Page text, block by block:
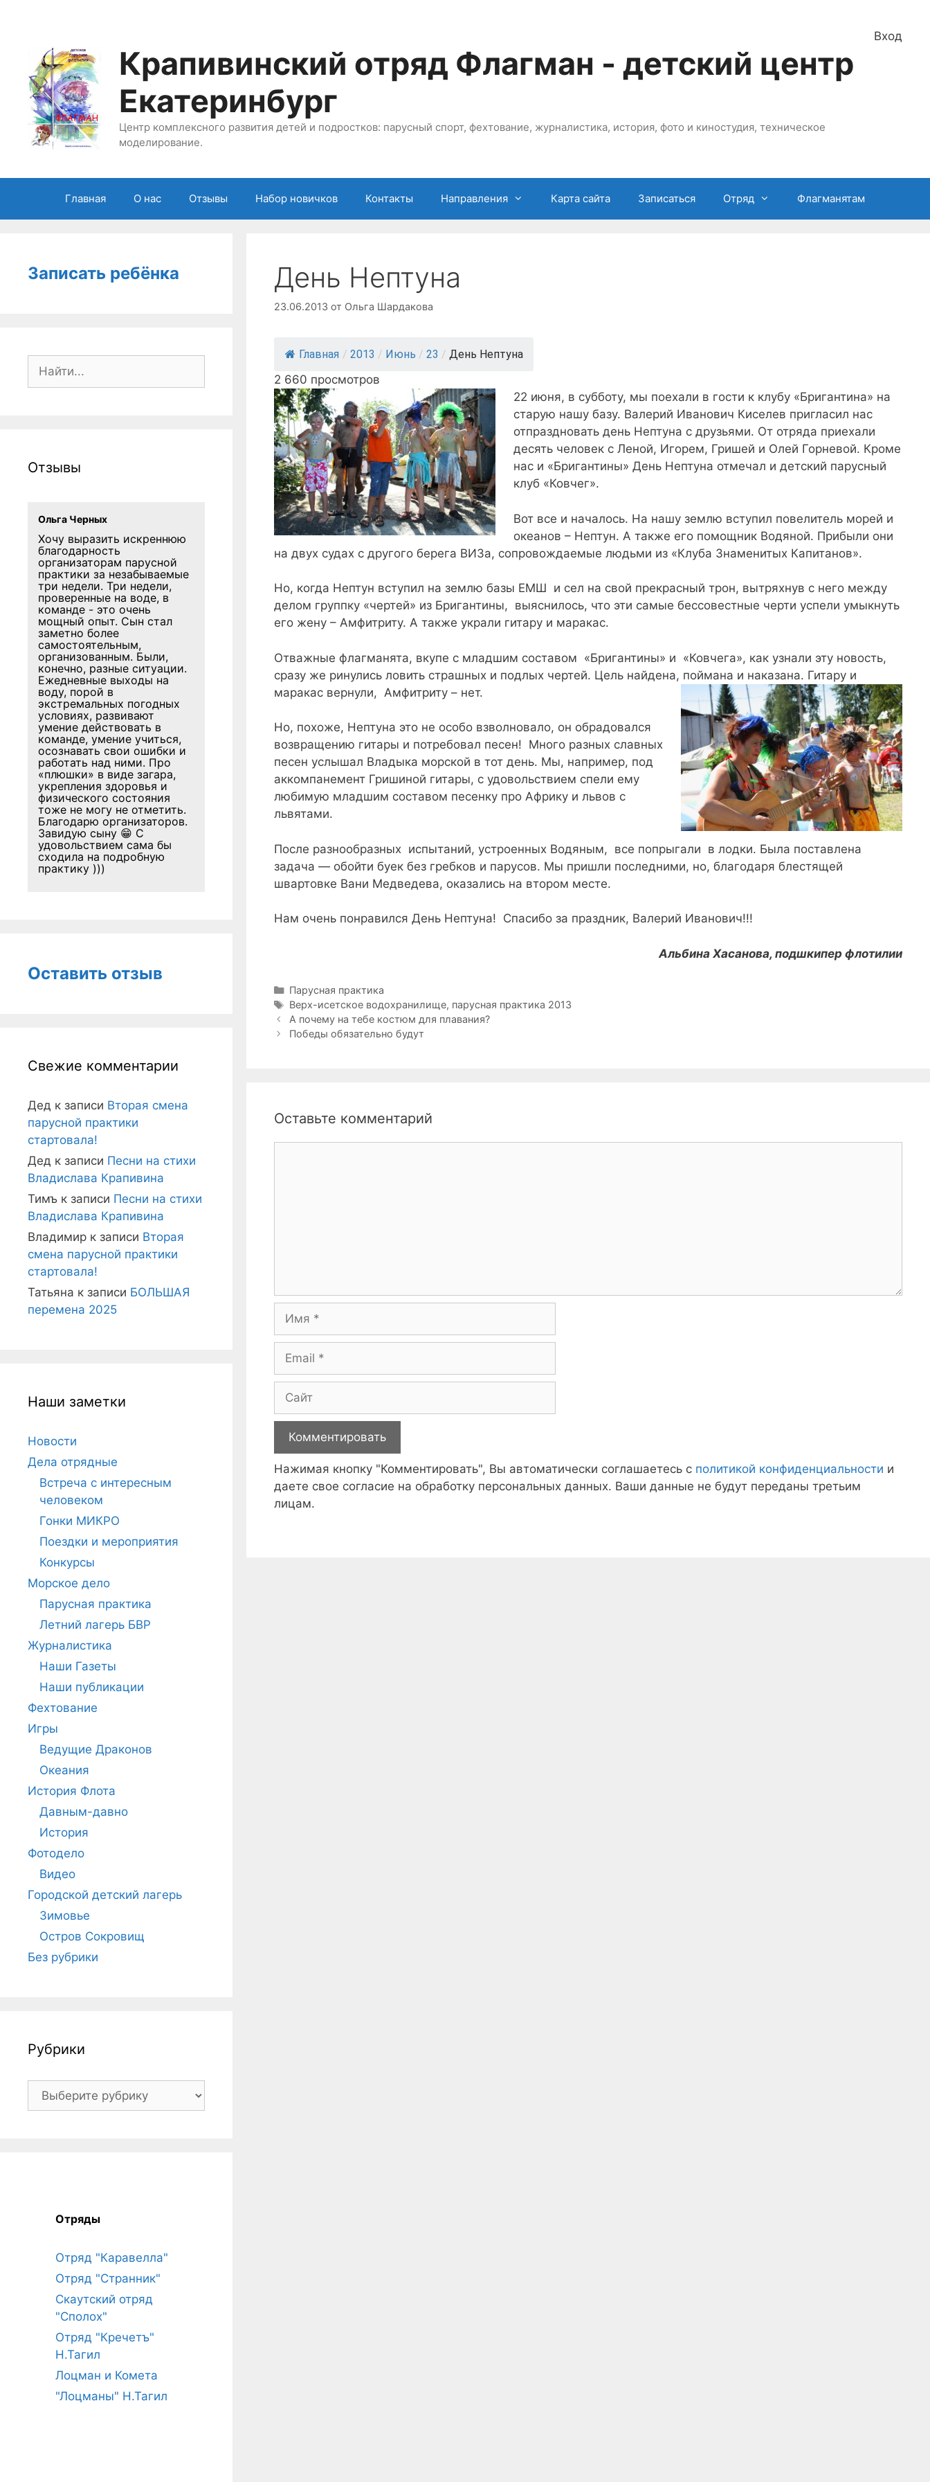
Вход
Крапивинский отряд Флагман - детский центр
Екатеринбург
Центр комплексного развития детей и подростков: парусный спорт, фехтование, журналистика, история, фото и киностудия, техническое
моделирование.
Главная О нас Отзывы Набор новичков Контакты Направления Карта сайта Записаться Отряд Флагманятам
День Нептуна
23.06.2013 от Ольга Шардакова
Главная / 2013 / Июнь / 23 / День Нептуна
2 660 просмотров
22 июня, в субботу, мы поехали в гости к клубу «Бригантина» на
старую нашу базу. Валерий Иванович Киселев пригласил нас
отпраздновать день Нептуна с друзьями. От отряда приехали
десять человек с Леной, Игорем, Гришей и Олей Горневой. Кроме
нас и «Бригантины» День Нептуна отмечал и детский парусный
клуб «Ковчег».
Вот все и началось. На нашу землю вступил повелитель морей и
океанов – Нептун. А также его помощник Водяной. Прибыли они
на двух судах с другого берега ВИЗа, сопровождаемые людьми из «Клуба Знаменитых Капитанов».
Но, когда Нептун вступил на землю базы ЕМШ и сел на свой прекрасный трон, вытряхнув с него между
делом группку «чертей» из Бригантины, выяснилось, что эти самые бессовестные черти успели умыкнуть
его жену – Амфитриту. А также украли гитару и маракас.
Отважные флагманята, вкупе с младшим составом «Бригантины» и «Ковчега», как узнали эту новость,
сразу же ринулись ловить страшных и подлых чертей. Цель найдена, поймана и наказана. Гитару и
маракас вернули, Амфитриту – нет.
Но, похоже, Нептуна это не особо взволновало, он обрадовался
возвращению гитары и потребовал песен! Много разных славных
песен услышал Владыка морской в тот день. Мы, например, под
аккомпанемент Гришиной гитары, с удовольствием спели ему
любимую младшим составом песенку про Африку и львов с
львятами.
После разнообразных испытаний, устроенных Водяным, все попрыгали в лодки. Была поставлена
задача — обойти буек без гребков и парусов. Мы пришли последними, но, благодаря блестящей
швартовке Вани Медведева, оказались на втором месте.
Нам очень понравился День Нептуна! Спасибо за праздник, Валерий Иванович!!!
Альбина Хасанова, подшкипер флотилии
Рубрики
Парусная практика
Метки
Верх-исетское водохранилище, парусная практика 2013
Навигация
записи
А почему на тебе костюм для плавания?
Победы обязательно будут
Оставьте комментарий
Нажимая кнопку "Комментировать", Вы автоматически соглашаетесь с политикой конфиденциальности и
даете свое согласие на обработку персональных данных. Ваши данные не будут переданы третьим
лицам.
Записать ребёнка
Поиск:
Отзывы
Ольга Черных
Хочу выразить искреннюю
благодарность
организаторам парусной
практики за незабываемые
три недели. Три недели,
проверенные на воде, в
команде - это очень
мощный опыт. Сын стал
заметно более
самостоятельным,
организованным. Были,
конечно, разные ситуации.
Ежедневные выходы на
воду, порой в
экстремальных погодных
условиях, развивают
умение действовать в
команде, умение учиться,
осознавать свои ошибки и
работать над ними. Про
«плюшки» в виде загара,
укрепления здоровья и
физического состояния
тоже не могу не отметить.
Благодарю организаторов.
Завидую сыну 😁 С
удовольствием сама бы
сходила на подробную
практику )))
Оставить отзыв
Свежие комментарии
Дед к записи Вторая смена
парусной практики
стартовала!
Дед к записи Песни на стихи
Владислава Крапивина
Тимъ к записи Песни на стихи
Владислава Крапивина
Владимир к записи Вторая
смена парусной практики
стартовала!
Татьяна к записи БОЛЬШАЯ
перемена 2025
Наши заметки
Новости
Дела отрядные
Встреча с интересным
человеком
Гонки МИКРО
Поездки и мероприятия
Конкурсы
Морское дело
Парусная практика
Летний лагерь БВР
Журналистика
Наши Газеты
Наши публикации
Фехтование
Игры
Ведущие Драконов
Океания
История Флота
Давным-давно
История
Фотодело
Видео
Городской детский лагерь
Зимовье
Остров Сокровищ
Без рубрики
Рубрики
Рубрики
Отряды
Отряд "Каравелла"
Отряд "Странник"
Скаутский отряд
"Сполох"
Отряд "Кречетъ"
Н.Тагил
Лоцман и Комета
"Лоцманы" Н.Тагил